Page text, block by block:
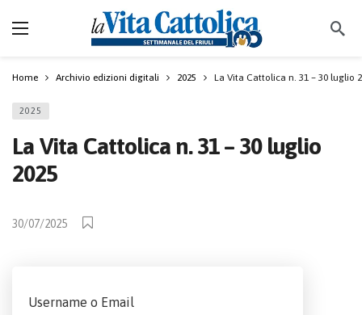
Home Archivio edizioni digitali 2025 La Vita Cattolica n. 31 – 30 luglio
2025
La Vita Cattolica n. 31 – 30 luglio
2025
30/07/2025
Username o Email